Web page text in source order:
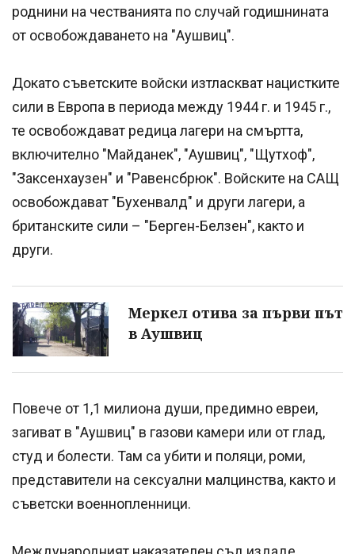
роднини на честванията по случай годишнината
от освобождаването на "Аушвиц".
Докато съветските войски изтласкват нацистките
сили в Европа в периода между 1944 г. и 1945 г.,
те освобождават редица лагери на смъртта,
включително "Майданек", "Аушвиц", "Щутхоф",
"Заксенхаузен" и "Равенсбрюк". Войските на САЩ
освобождават "Бухенвалд" и други лагери, а
британските сили – "Берген-Белзен", както и
други.
Меркел отива за първи път
в Аушвиц
Повече от 1,1 милиона души, предимно евреи,
загиват в "Аушвиц" в газови камери или от глад,
студ и болести. Там са убити и поляци, роми,
представители на сексуални малцинства, както и
съветски военнопленници.